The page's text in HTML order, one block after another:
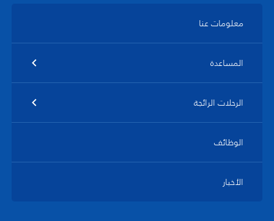
معلومات عنا
المساعدة
الرحلات الرائجة
الوظائف
الأخبار